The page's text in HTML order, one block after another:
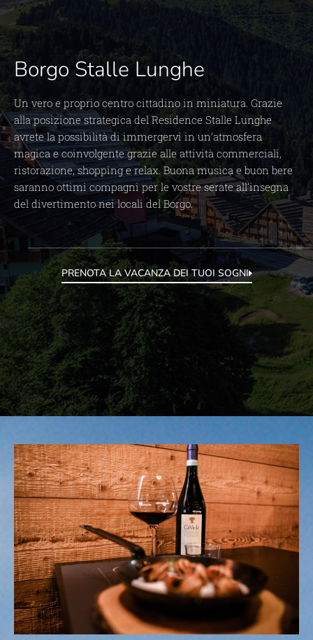
Borgo Stalle Lunghe
Un vero e proprio centro cittadino in miniatura. Grazie
alla posizione strategica del Residence Stalle Lunghe
avrete la possibilità di immergervi in un’atmosfera
magica e coinvolgente grazie alle attività commerciali,
ristorazione, shopping e relax. Buona musica e buon bere
saranno ottimi compagni per le vostre serate all’insegna
del divertimento nei locali del Borgo.
PRENOTA LA VACANZA DEI TUOI SOGNI